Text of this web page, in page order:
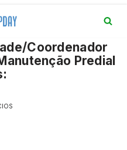
Coordenador
Predial